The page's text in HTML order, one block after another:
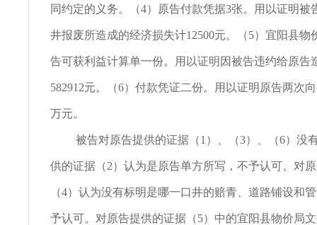
同约定的义务。（4）原告付款凭据3张。用以证明被
井报废所造成的经济损失计12500元。（5）宜阳县物
告可获利益计算单一份。用以证明因被告违约给原告
582912元。（6）付款凭证二份。用以证明原告两次
万元。
被告对原告提供的证据（1）、（3）、（6）没
供的证据（2）认为是原告单方所写，不予认可。对
（4）认为没有标明是哪一口井的赔青、道路铺设和
予认可。对原告提供的证据（5）中的宜阳县物价局